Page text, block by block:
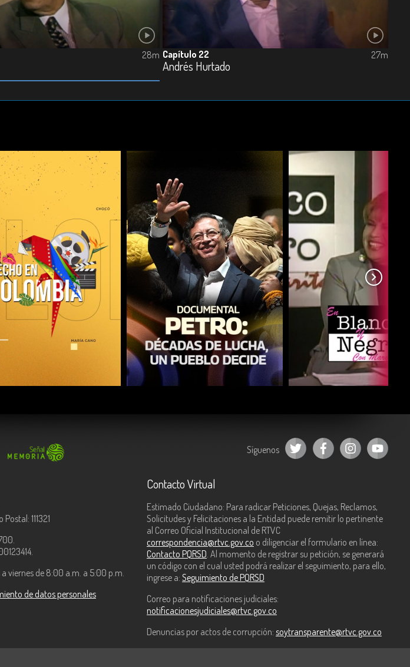
28m Capítulo 22
Andrés Hurtado
27m
COMPARTIR COMPARTIR
Síguenos
111321
a viernes de 8:00 a.m. a 5:00 p.m.
de datos personales
Contacto Virtual
Estimado Ciudadano: Para radicar Peticiones, Quejas, Reclamos,
Solicitudes y Felicitaciones a la Entidad puede remitir lo pertinente
al Correo Oficial Institucional de RTVC
correspondencia@rtvc.gov.co o diligenciar el formulario en línea:
Contacto PQRSD . Al momento de registrar su petición, se generará
un código con el cual usted podrá realizar el seguimiento, para ello,
ingrese a: Seguimiento de PQRSD
Correo para notificaciones judiciales:
notificacionesjudiciales@rtvc.gov.co
Denuncias por actos de corrupción: soytransparente@rtvc.gov.co